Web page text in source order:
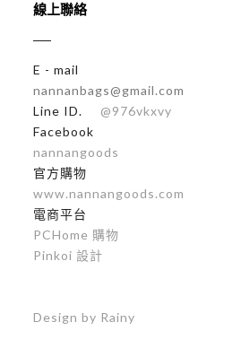
線上聯絡
E - mail
nannanbags@gmail.com
Line ID.
@976vkxvy
Facebook
nannangoods
官方購物
www.nannangoods.com
電商平台
PCHome 購物
Pinkoi 設計
Design by Rainy